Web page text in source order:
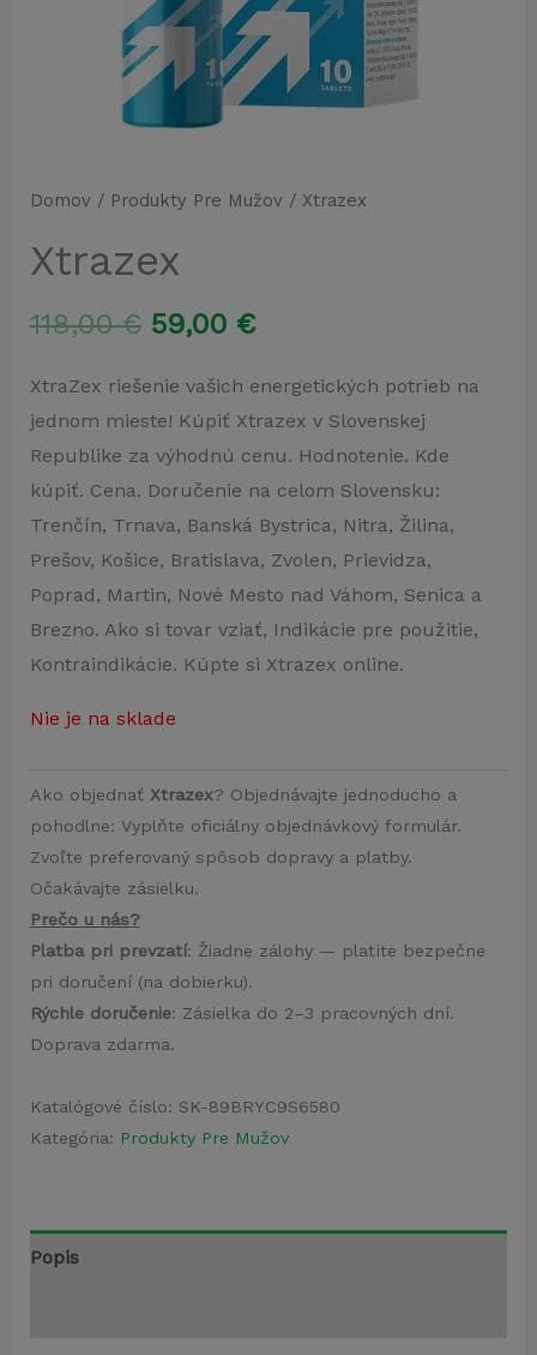
Domov / Produkty Pre Mužov / Xtrazex
Xtrazex
118,00€ Pôvodná
cena
bola:
118,00 €.
59,00 €Aktuálna
cena
je:
59,00 €.
XtraZex riešenie vašich energetických potrieb na
jednom mieste! Kúpiť Xtrazex v Slovenskej
Republike za výhodnú cenu. Hodnotenie. Kde
kúpiť. Cena. Doručenie na celom Slovensku:
Trenčín, Trnava, Banská Bystrica, Nitra, Žilina,
Prešov, Košice, Bratislava, Zvolen, Prievidza,
Poprad, Martin, Nové Mesto nad Váhom, Senica a
Brezno. Ako si tovar vziať, Indikácie pre použitie,
Kontraindikácie. Kúpte si Xtrazex online.
Nie je na sklade
Ako objednať Xtrazex? Objednávajte jednoducho a
pohodlne: Vyplňte oficiálny objednávkový formulár.
Zvoľte preferovaný spôsob dopravy a platby.
Očakávajte zásielku.
Prečo u nás?
Platba pri prevzatí: Žiadne zálohy — platíte bezpečne
pri doručení (na dobierku).
Rýchle doručenie: Zásielka do 2–3 pracovných dní.
Doprava zdarma.
Katalógové číslo: SK-89BRYC9S6580
Kategória: Produkty Pre Mužov
Popis